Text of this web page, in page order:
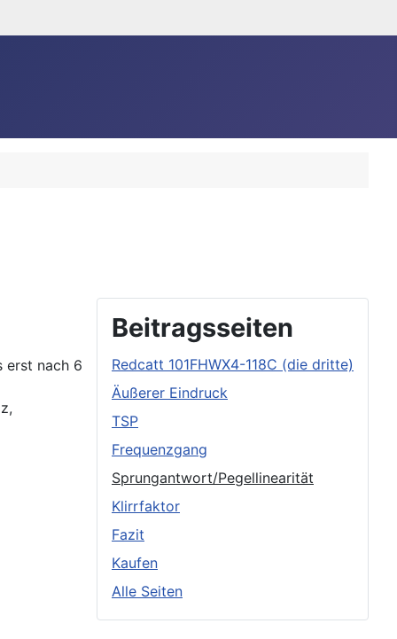
Beitragsseiten
Redcatt 101FHWX4-118C (die dritte)
Äußerer Eindruck
TSP
Frequenzgang
Sprungantwort/Pegellinearität
Klirrfaktor
Fazit
Kaufen
Alle Seiten
erst nach 6